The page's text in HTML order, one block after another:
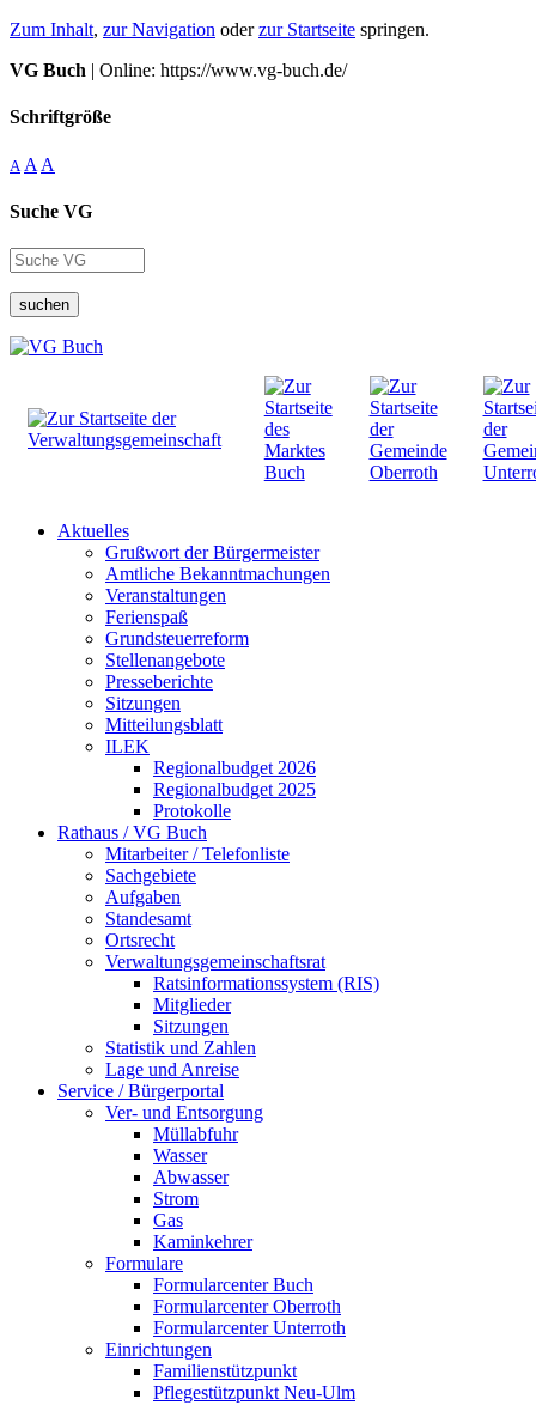
Zum Inhalt, zur Navigation oderzur Startseite springen.
VG Buch | Online: https://www.vg-buch.de/
Schriftgröße
A A A
Suche VG
suchen
Aktuelles
Grußwort der Bürgermeister
Amtliche Bekanntmachungen
Veranstaltungen
Ferienspaß
Grundsteuerreform
Stellenangebote
Presseberichte
Sitzungen
Mitteilungsblatt
ILEK
Regionalbudget 2026
Regionalbudget 2025
Protokolle
Rathaus / VG Buch
Mitarbeiter / Telefonliste
Sachgebiete
Aufgaben
Standesamt
Ortsrecht
Verwaltungsgemeinschaftsrat
Ratsinformationssystem (RIS)
Mitglieder
Sitzungen
Statistik und Zahlen
Lage und Anreise
Service / Bürgerportal
Ver- und Entsorgung
Müllabfuhr
Wasser
Abwasser
Strom
Gas
Kaminkehrer
Formulare
Formularcenter Buch
Formularcenter Oberroth
Formularcenter Unterroth
Einrichtungen
Familienstützpunkt
Pflegestützpunkt Neu-Ulm